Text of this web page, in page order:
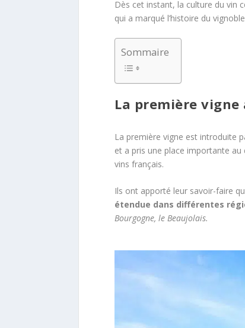
Dès cet instant, la culture du vin
qui a marqué l’histoire du
Sommaire
La première
La première vigne est introduite
et a pris une place importante
vins français.
Ils ont apporté leur savoir-faire
étendue dans différentes
Bourgogne, le Beaujolais.